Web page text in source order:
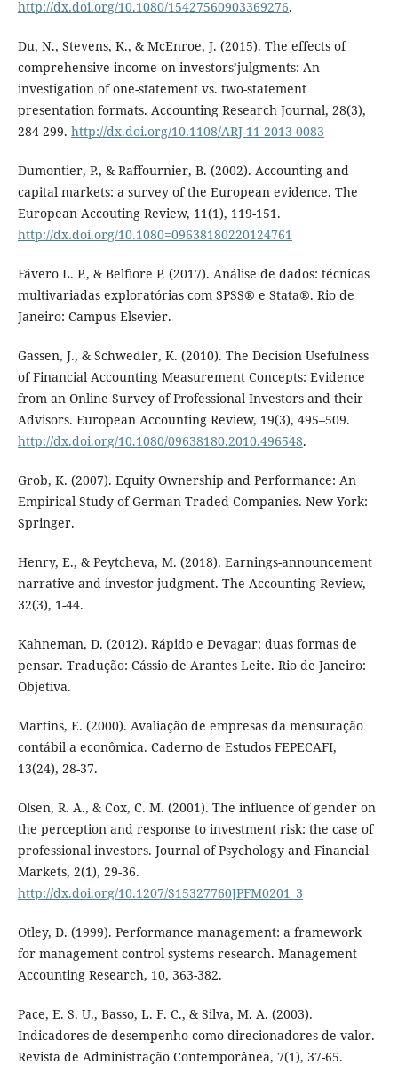
http://dx.doi.org/10.1080/15427560903369276.
Du, N., Stevens, K., & McEnroe, J. (2015). The effects of
comprehensive income on investors’julgments: An
investigation of one-statement vs. two-statement
presentation formats. Accounting Research Journal, 28(3),
284-299. http://dx.doi.org/10.1108/ARJ-11-2013-0083
Dumontier, P., & Raffournier, B. (2002). Accounting and
capital markets: a survey of the European evidence. The
European Accouting Review, 11(1), 119-151.
http://dx.doi.org/10.1080=09638180220124761
Fávero L. P., & Belfiore P. (2017). Análise de dados: técnicas
multivariadas exploratórias com SPSS® e Stata®. Rio de
Janeiro: Campus Elsevier.
Gassen, J., & Schwedler, K. (2010). The Decision Usefulness
of Financial Accounting Measurement Concepts: Evidence
from an Online Survey of Professional Investors and their
Advisors. European Accounting Review, 19(3), 495–509.
http://dx.doi.org/10.1080/09638180.2010.496548.
Grob, K. (2007). Equity Ownership and Performance: An
Empirical Study of German Traded Companies. New York:
Springer.
Henry, E., & Peytcheva, M. (2018). Earnings-announcement
narrative and investor judgment. The Accounting Review,
32(3), 1-44.
Kahneman, D. (2012). Rápido e Devagar: duas formas de
pensar. Tradução: Cássio de Arantes Leite. Rio de Janeiro:
Objetiva.
Martins, E. (2000). Avaliação de empresas da mensuração
contábil a econômica. Caderno de Estudos FEPECAFI,
13(24), 28-37.
Olsen, R. A., & Cox, C. M. (2001). The influence of gender on
the perception and response to investment risk: the case of
professional investors. Journal of Psychology and Financial
Markets, 2(1), 29-36.
http://dx.doi.org/10.1207/S15327760JPFM0201_3
Otley, D. (1999). Performance management: a framework
for management control systems research. Management
Accounting Research, 10, 363-382.
Pace, E. S. U., Basso, L. F. C., & Silva, M. A. (2003).
Indicadores de desempenho como direcionadores de valor.
Revista de Administração Contemporânea, 7(1), 37-65.